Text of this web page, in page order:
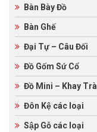
Bàn Bày Đồ
Bàn Ghế
Đại Tự – Câu Đối
Đồ Gốm Sứ Cổ
Đồ Mini – Khay Trà
Đôn Kệ các loại
Sập Gỗ các loại